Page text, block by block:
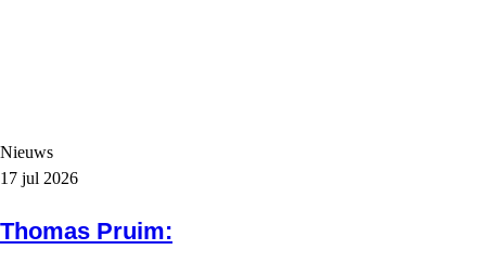
Nieuws
17 jul 2026
Thomas Pruim: